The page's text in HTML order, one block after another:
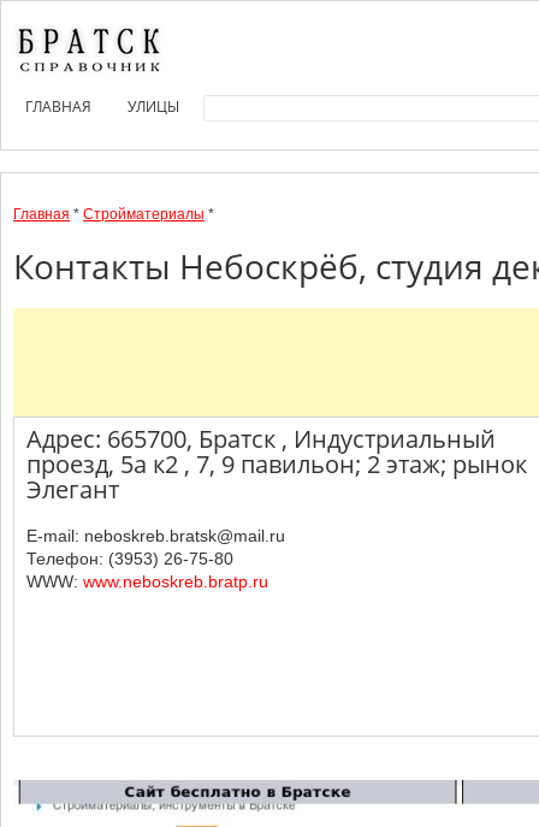
ГЛАВНАЯ УЛИЦЫ
Главная * Стройматериалы *
Контакты Небоскрёб, студия
Адрес: 665700, Братск , Индустриальный
проезд, 5а к2 , 7, 9 павильон; 2 этаж; рынок
Элегант
E-mail: neboskreb.bratsk@mail.ru
Телефон: (3953) 26-75-80
WWW: www.neboskreb.bratp.ru